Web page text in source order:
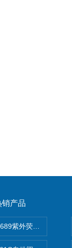
销产品
紫外荧光测硫仪